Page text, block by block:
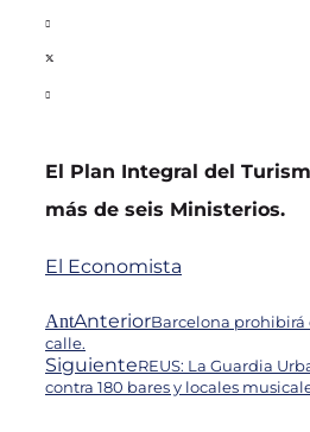
El Plan Integral del
más de seis Ministerios.
El Economista
AntAnteriorBarcelona
calle.
SiguienteREUS: La Guardia
contra 180 bares y locales